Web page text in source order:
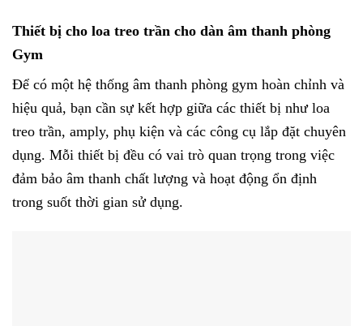
Thiết bị cho loa treo trần cho dàn âm thanh phòng
Gym
Để có một hệ thống âm thanh phòng gym hoàn chỉnh và
hiệu quả, bạn cần sự kết hợp giữa các thiết bị như loa
treo trần, amply, phụ kiện và các công cụ lắp đặt chuyên
dụng. Mỗi thiết bị đều có vai trò quan trọng trong việc
đảm bảo âm thanh chất lượng và hoạt động ổn định
trong suốt thời gian sử dụng.